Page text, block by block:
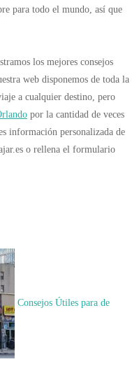
para todo el mundo, así que
los mejores consejos
web disponemos de toda la
a cualquier destino, pero
por la cantidad de veces
información personalizada de
o rellena el formulario
Consejos Útiles para de